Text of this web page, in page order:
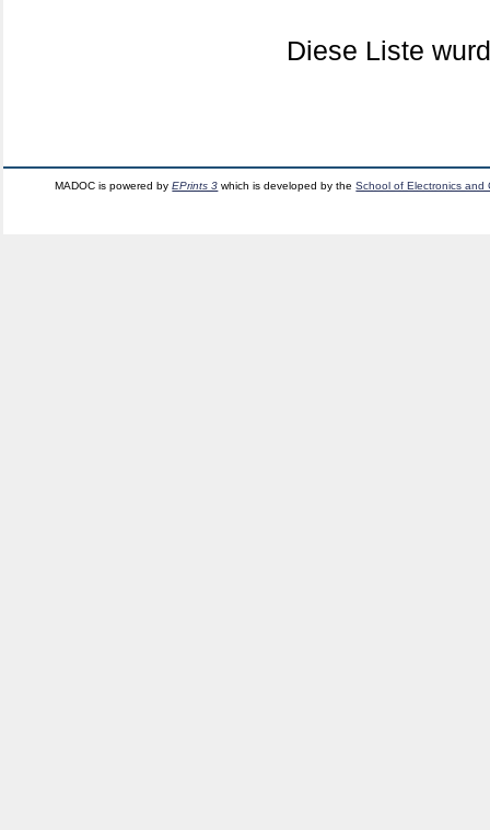
Diese Liste
MADOC is powered byEPrints 3 which is developed by theSchool of Electronics and